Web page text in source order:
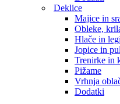
Deklice
Majice in
Obleke,
Hlače in
Jopice in
Trenirke in
Pižame
Vrhnja
Dodatki